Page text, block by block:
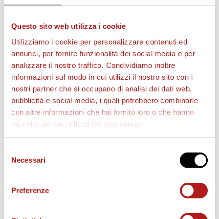
Questo sito web utilizza i cookie
Utilizziamo i cookie per personalizzare contenuti ed
annunci, per fornire funzionalità dei social media e per
analizzare il nostro traffico. Condividiamo inoltre
informazioni sul modo in cui utilizzi il nostro sito con i
nostri partner che si occupano di analisi dei dati web,
pubblicità e social media, i quali potrebbero combinarle
con altre informazioni che hai fornito loro o che hanno
raccolto dal tuo utilizzo dei loro servizi.
delNecessari
Preferenze
ALLO STADIO NON SI RITIRA NESSUN
ACCREDITO, SI ACCEDE AI TORNELLI DELLO
AUTONOMAMENTE.
ACCREDITI SQUADRE (TRIBUNA
COPERTA OVEST)
accedere allo stadio “Pier Cesare Tombolato”
vanno indirizzate alla segreteria dell’A.S. Cittadella
andrea.depoli@ascittadella.it